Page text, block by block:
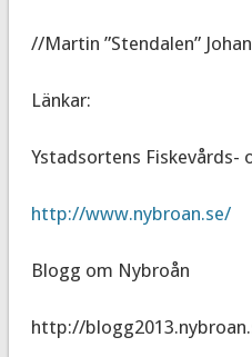
//Martin ”Stendalen”
Länkar:
Ystadsortens Fiskevårds-
http://www.nybroan.se/
Blogg om Nybroån
http://